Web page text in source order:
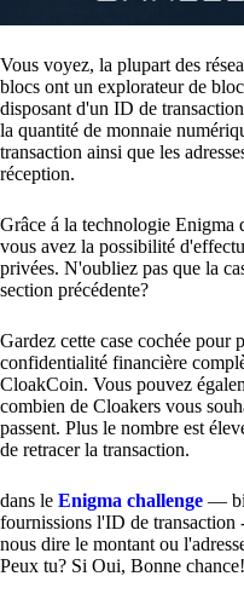
Vous voyez, la plupart des
blocs ont un explorateur de
disposant d'un ID de
la quantité de monnaie
transaction ainsi que les
réception.
Grâce á la technologie Enigma
vous avez la possibilité
privées. N'oubliez pas que la
section précédente?
Gardez cette case cochée pour
confidentialité financière
CloakCoin. Vous pouvez
combien de Cloakers vous
passent. Plus le nombre est
de retracer la transaction.
dans le Enigma challenge —
fournissions l'ID de transaction
nous dire le montant ou
Peux tu? Si Oui, Bonne chance!